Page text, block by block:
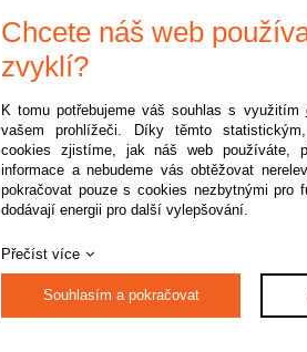
Chcete náš web
zvyklí?
K tomu potřebujeme váš souhlas s využitím
vašem prohlížeči. Díky těmto
cookies zjistíme, jak náš web používáte,
informace a nebudeme vás obtěžovat
pokračovat pouze s cookies nezbytnými pro
dodávají energii pro další vylepšování.
Přečíst více
Souhlasím a pokračovat